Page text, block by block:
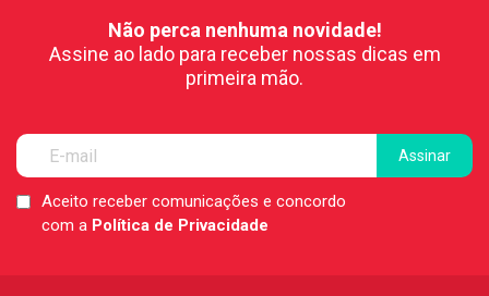
Não perca nenhuma novidade!
Assine ao lado para receber nossas dicas em
primeira mão.
LGPDAceito receber comunicações e concordo
com a Política de Privacidade